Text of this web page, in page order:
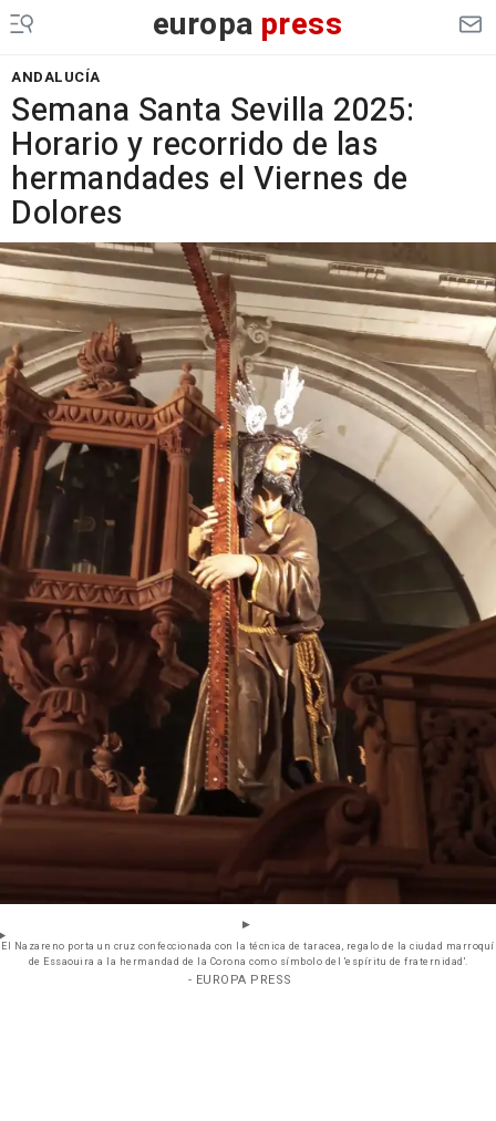
europa press
ANDALUCÍA
Semana Santa Sevilla 2025:
Horario y recorrido de las
hermandades el Viernes de
Dolores
El Nazareno porta un cruz confeccionada con la técnica de taracea, regalo de la ciudad marroquí
de Essaouira a la hermandad de la Corona como símbolo del 'espíritu de fraternidad'.
- EUROPA PRESS